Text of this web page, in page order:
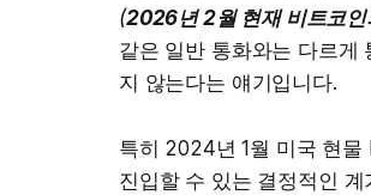
(2026년 2월 현재 비트코
같은 일반 통화와는 다르게
지 않는다는 얘기입니다.
특히 2024년 1월 미국 현물
진입할 수 있는 결정적인 계